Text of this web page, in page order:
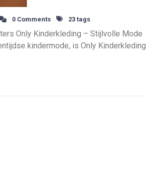
0 Comments 23 tags
Only Kinderkleding – Stijlvolle Mode
kindermode, is Only Kinderkleding